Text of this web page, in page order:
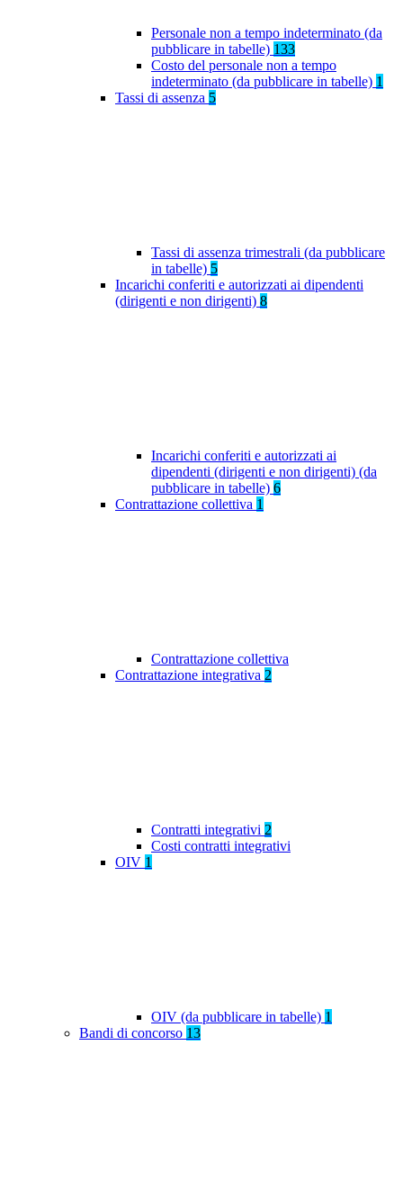
Personale non a tempo indeterminato (da
pubblicare in tabelle) 133
Costo del personale non a tempo
indeterminato (da pubblicare in tabelle) 1
Tassi di assenza 5
Tassi di assenza trimestrali (da pubblicare
in tabelle) 5
Incarichi conferiti e autorizzati ai dipendenti
(dirigenti e non dirigenti) 8
Incarichi conferiti e autorizzati ai
dipendenti (dirigenti e non dirigenti) (da
pubblicare in tabelle) 6
Contrattazione collettiva 1
Contrattazione collettiva
Contrattazione integrativa 2
Contratti integrativi 2
Costi contratti integrativi
OIV 1
OIV (da pubblicare in tabelle) 1
Bandi di concorso 13